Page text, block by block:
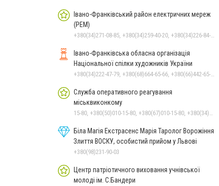
Івано-Франківський район електричних мереж
(РЕМ)
Івано-Франківська обласна організація
Національної спілки художників України
Служба оперативного реагування
міськвиконкому
Біла Магія Екстрасенс Марія Таролог Ворожіння
Злиття ВОСКУ, особистий прийом у Львові
+380(98)231-90-03
Центр патріотичного виховання учнівської
молоді ім. С.Бандери